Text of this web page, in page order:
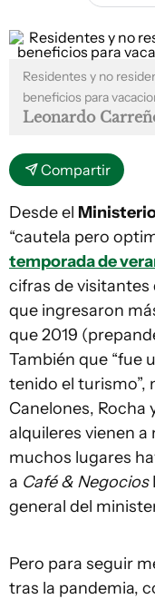
Residentes y no
beneficios para
Leonardo
Compartir
Desde el
“cautela pero
temporada de
cifras de
que ingresaron
que 2019
También que “fue
tenido el turismo”,
Canelones, Rocha
alquileres vienen
muchos lugares
a Café & Negocios
general del
Pero para seguir
tras la pandemia,